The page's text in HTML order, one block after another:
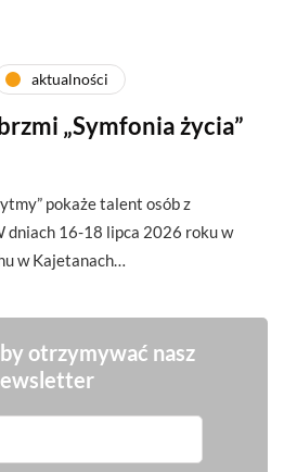
aktualności
„Symfonia życia”
pokaże talent osób z
dniach 16-18 lipca 2026 roku w
w Kajetanach…
otrzymywać nasz